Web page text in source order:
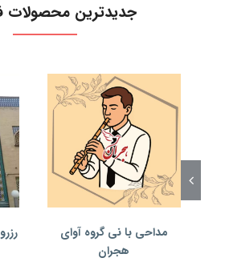
جدیدترین محصولات
مداحی با نی گروه آوای
هجران